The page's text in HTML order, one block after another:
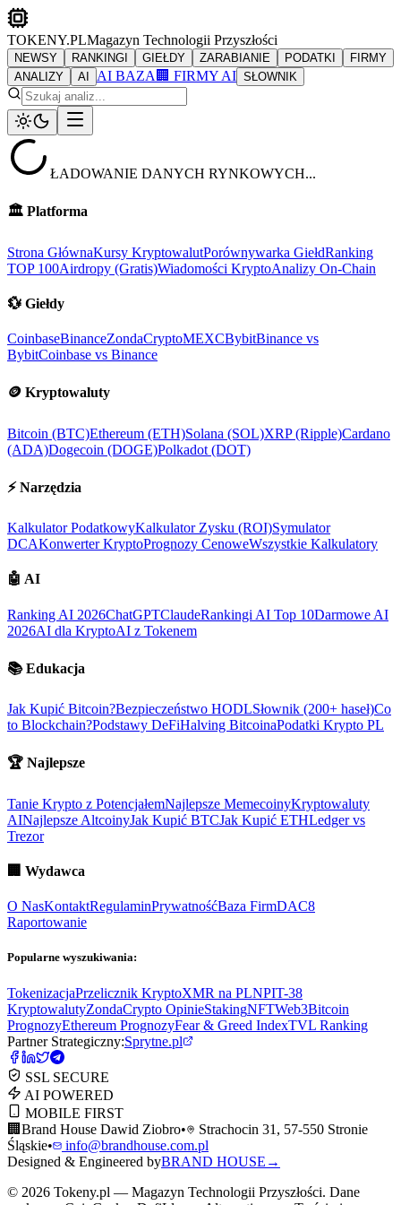
TOKENY.PLMagazyn Technologii Przyszłości
NEWSY RANKINGI GIEŁDY ZARABIANIE PODATKI
FIRMY
ANALIZY
AI AI BAZA 🏢 FIRMY AI SŁOWNIK
ŁADOWANIE DANYCH RYNKOWYCH...
🏛️ Platforma
Strona GłównaKursy KryptowalutPorównywarka GiełdRanking
TOP 100Airdropy (Gratis)Wiadomości KryptoAnalizy On-Chain
💱 Giełdy
CoinbaseBinanceZondaCryptoMEXCBybitBinance vs
BybitCoinbase vs Binance
🪙 Kryptowaluty
Bitcoin (BTC)Ethereum (ETH)Solana (SOL)XRP (Ripple)Cardano
(ADA)Dogecoin (DOGE)Polkadot (DOT)
⚡ Narzędzia
Kalkulator PodatkowyKalkulator Zysku (ROI)Symulator
DCAKonwerter KryptoPrognozy CenoweWszystkie Kalkulatory
🤖 AI
Ranking AI 2026ChatGPTClaudeRankingi AI Top 10Darmowe AI
2026AI dla KryptoAI z Tokenem
📚 Edukacja
Jak Kupić Bitcoin?Bezpieczeństwo HODLSłownik (200+ haseł)Co
to Blockchain?Podstawy DeFiHalving BitcoinaPodatki Krypto PL
🏆 Najlepsze
Tanie Krypto z PotencjałemNajlepsze MemecoinyKryptowaluty
AINajlepsze AltcoinyJak Kupić BTCJak Kupić ETHLedger vs
Trezor
🏢 Wydawca
O NasKontaktRegulaminPrywatnośćBaza FirmDAC8
Raportowanie
Popularne wyszukiwania:
TokenizacjaPrzelicznik KryptoXMR na PLNPIT-38
KryptowalutyZondaCrypto OpinieStakingNFTWeb3Bitcoin
PrognozyEthereum PrognozyFear & Greed IndexTVL Ranking
Partner Strategiczny:Sprytne.pl
SSL SECURE
AI POWERED
MOBILE FIRST
🏢 Brand House Dawid Ziobro•
Strachocin 31, 57-550 Stronie
Śląskie•
info@brandhouse.com.pl
Designed & Engineered byBRAND HOUSE →
© 2026 Tokeny.pl — Magazyn Technologii Przyszłości. Dane